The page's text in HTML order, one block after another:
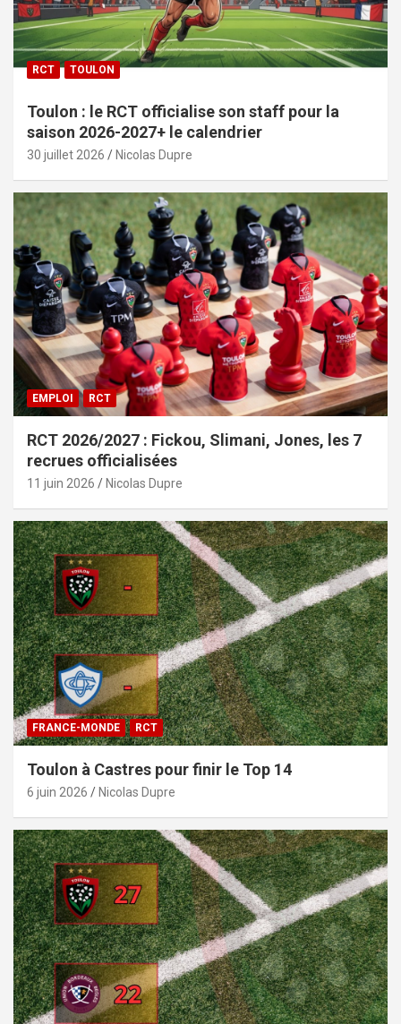
RCT TOULON
Toulon : le RCT officialise son staff pour la
saison 2026-2027+ le calendrier
30 juillet 2026 Nicolas Dupre
EMPLOI RCT
RCT 2026/2027 : Fickou, Slimani, Jones, les 7
recrues officialisées
11 juin 2026 Nicolas Dupre
FRANCE-MONDE RCT
Toulon à Castres pour finir le Top 14
6 juin 2026 Nicolas Dupre